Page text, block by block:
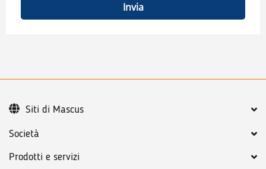
Invia
Società
Prodotti e servizi
Siti di Mascus